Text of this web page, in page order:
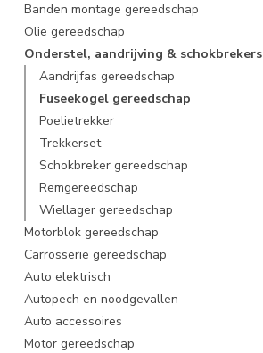
Banden montage gereedschap
Olie gereedschap
Onderstel, aandrijving & schokbrekers
Aandrijfas gereedschap
Fuseekogel gereedschap
Poelietrekker
Trekkerset
Schokbreker gereedschap
Remgereedschap
Wiellager gereedschap
Motorblok gereedschap
Carrosserie gereedschap
Auto elektrisch
Autopech en noodgevallen
Auto accessoires
Motor gereedschap